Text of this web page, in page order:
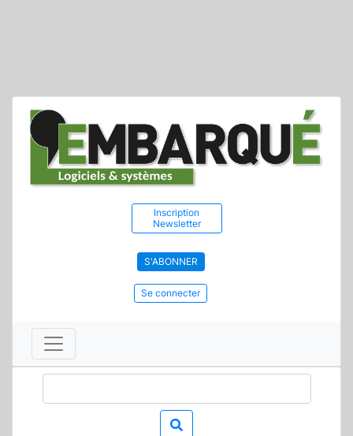
Inscription
Newsletter
S'ABONNER
Se connecter